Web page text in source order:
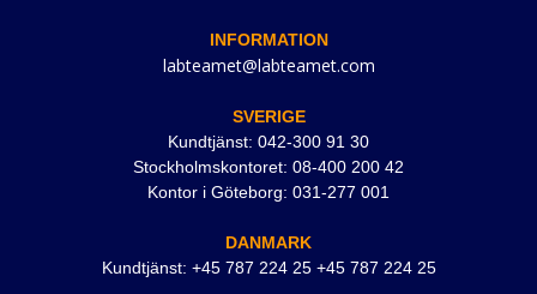
INFORMATION
labteamet@labteamet.com
SVERIGE
Kundtjänst: 042-300 91 30
Stockholmskontoret: 08-400 200 42
Kontor i Göteborg: 031-277 001
DANMARK
Kundtjänst: +45 787 224 25 +45 787 224 25